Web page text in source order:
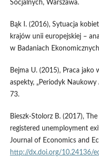
Socjalnych, Warszawa.
Bąk I. (2016), Sytuacja
krajów unii europejskiej –
w Badaniach
Bejma U. (2015), Praca jako
aspekty, „Periodyk Naukowy
73.
Bieszk‑Stolorz B. (2017),
registered unemployment
Journal of Economics and
http://dx.doi.org/10.24136/